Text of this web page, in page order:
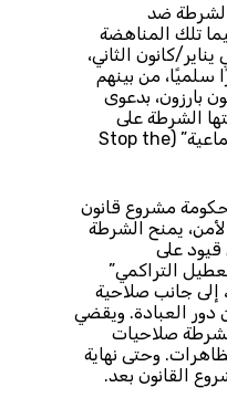
ضد
تلك المناهضة
كانون الثاني،
73 متظاهرًا سلميًا، من بينهم
بارزون، بدعوى
الشرطة على
مظاهرة “أوقفوا الإبادة الجماعية” (Stop the
مشروع قانون
يمنح الشرطة
على
التراكمي”
إلى جانب صلاحية
دور العبادة. ويقضي
صلاحيات
وحتى نهاية
القانون بعد.